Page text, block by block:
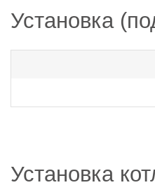
Установка
Установка